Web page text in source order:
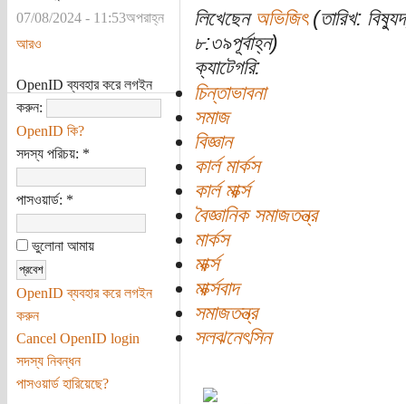
07/08/2024 - 11:53অপরাহ্ন
আরও
OpenID ব্যবহার করে লগইন
করুন:
OpenID কি?
সদস্য পরিচয়: *
পাসওয়ার্ড: *
ভুলোনা আমায়
OpenID ব্যবহার করে লগইন
করুন
Cancel OpenID login
সদস্য নিবন্ধন
পাসওয়ার্ড হারিয়েছে?
লিখেছেন অভিজিৎ(তারিখ:
৮:৩৯পূর্বাহ্ন)
ক্যাটেগরি:
চিন্তাভাবনা
সমাজ
বিজ্ঞান
কার্ল মার্কস
কার্ল মার্ক্স
বৈজ্ঞানিক সমাজতন্ত্র
মার্কস
মার্ক্স
মার্ক্সবাদ
সমাজতন্ত্র
সলঝনেৎসিন